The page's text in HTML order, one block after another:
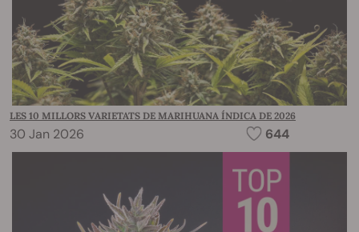
LES 10 MILLORS VARIETATS DE MARIHUANA ÍNDICA DE 2026
30 Jan 2026 644